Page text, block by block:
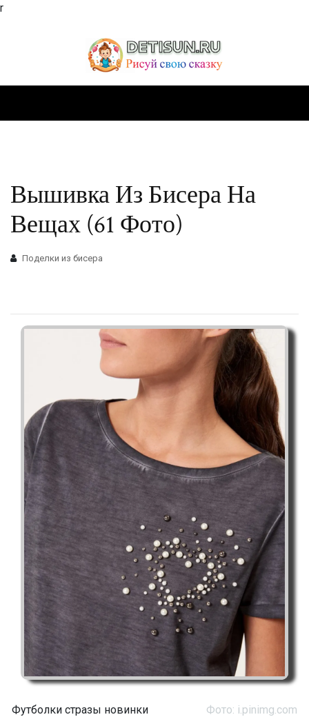
r
Вышивка Из Бисера На
Вещах (61 Фото)
Поделки из бисера
Футболки стразы новинки Фото: i.pinimg.com